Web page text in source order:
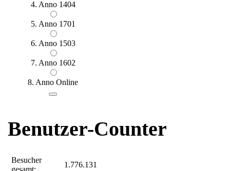
4. Anno 1404
5. Anno 1701
6. Anno 1503
7. Anno 1602
8. Anno Online
Benutzer-Counter
Besucher
gesamt:
1.776.131